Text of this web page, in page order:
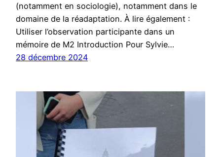
(notamment en sociologie), notamment dans le
domaine de la réadaptation. À lire également :
Utiliser l’observation participante dans un
mémoire de M2 Introduction Pour Sylvie…
28 décembre 2024